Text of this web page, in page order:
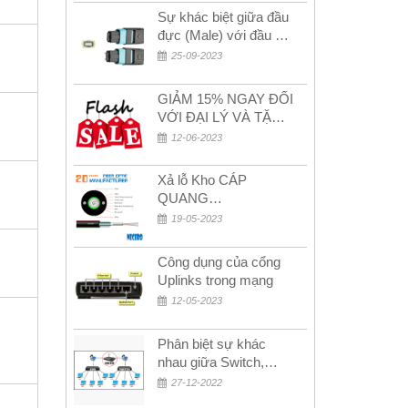
Sự khác biệt giữa đầu
đực (Male) với đầu cái
(Female) trong bộ đầu
25-09-2023
GIẢM 15% NGAY ĐỐI
VỚI ĐẠI LÝ VÀ TẶNG
QUÀ KHÁCH HÀNG
12-06-2023
Xả lỗ Kho CÁP
QUANG
MULTIMODE CÁP
MULTIMODE 4-8-12-
24Fo SỢI OM1-OM2-
OM3 Siêu Rẻ 5k
19-05-2023
Công dụng của cổng
Uplinks trong mạng
12-05-2023
Phân biệt sự khác
nhau giữa Switch,
Router và Hub
27-12-2022